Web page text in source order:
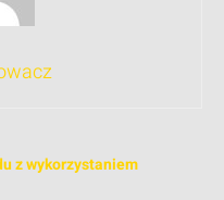
z wykorzystaniem